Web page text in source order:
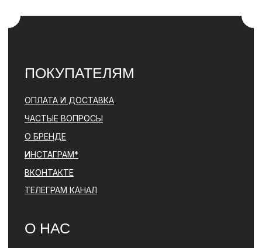
НАПИСАТЬ В ВОТСАП
*ДЕЯТЕЛЬНОСТЬ КОМПАНИИ META (ФЕЙСБУК, ИНСТАГРАМ)
ЮРИДИЧЕСКАЯ ИНФОРМАЦИЯ
ДОГОВОР ОФЕРТЫ
© PARFBAR, 2026. ВСЕ ПРАВА ЗАЩИЩЕНЫ.